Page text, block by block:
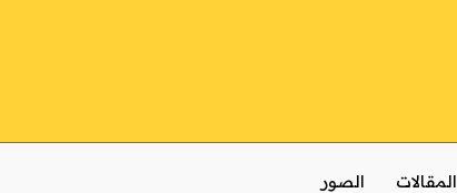
المقالات الصور